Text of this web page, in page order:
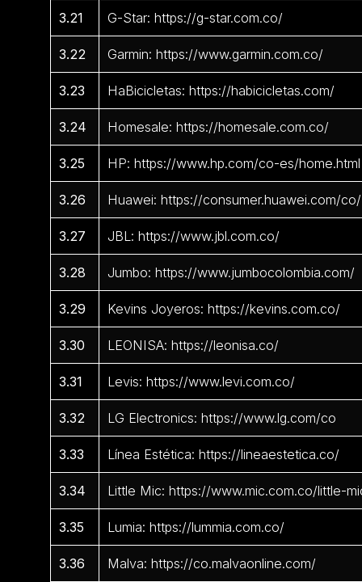
3.21 G-Star: https://g-star.com.co/
3.22 Garmin: https://www.garmin.com.co/
3.23 HaBicicletas: https://habicicletas.com/
3.24 Homesale: https://homesale.com.co/
3.25 HP: https://www.hp.com/co-es/home.html
3.26 Huawei: https://consumer.huawei.com/co/
3.27 JBL: https://www.jbl.com.co/
3.28 Jumbo: https://www.jumbocolombia.com/
3.29 Kevins Joyeros: https://kevins.com.co/
3.30 LEONISA: https://leonisa.co/
3.31 Levis: https://www.levi.com.co/
3.32 LG Electronics: https://www.lg.com/co
3.33 Línea Estética: https://lineaestetica.co/
3.34 Little Mic: https://www.mic.com.co/little-
3.35 Lumia: https://lummia.com.co/
3.36 Malva: https://co.malvaonline.com/